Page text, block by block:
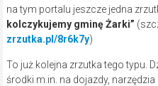
na tym portalu jeszcze jedna
kolczykujemy gminę Żarki”
zrzutka.pl/8r6k7y)
To już kolejna zrzutka tego typu.
środki m.in. na dojazdy,